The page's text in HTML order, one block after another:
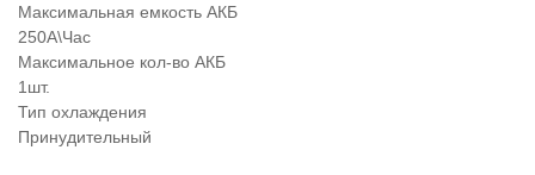
Максимальная емкость АКБ
250А\Час
Максимальное кол-во АКБ
1шт.
Тип охлаждения
Принудительный